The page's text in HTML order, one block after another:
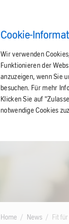
Cookie-
Wir verwenden
Funktionieren der
anzuzeigen, wenn Sie
besuchen. Für mehr
Klicken Sie auf
notwendige Cookies
Home News Fit